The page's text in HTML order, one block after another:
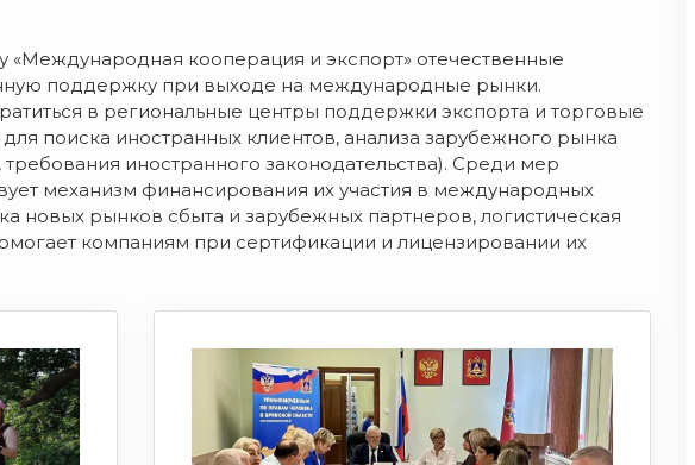
«Международная кооперация и экспорт» отечественные
поддержку при выходе на международные рынки.
в региональные центры поддержки экспорта и торговые
поиска иностранных клиентов, анализа зарубежного рынка
иностранного законодательства). Среди мер
механизм финансирования их участия в международных
новых рынков сбыта и зарубежных партнеров, логистическая
компаниям при сертификации и лицензировании их